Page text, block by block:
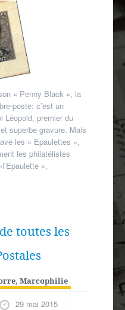
« Penny Black », la
poste: c’est un
Léopold, premier du
superbe gravure. Mais
les « Epaulettes »,
les philatélistes
»,
toutes les
, Marcophilie
29 mai 2015